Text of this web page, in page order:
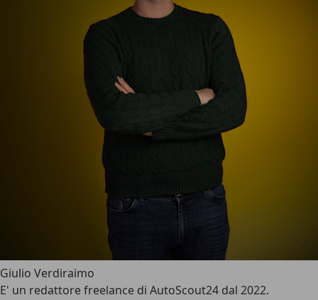
Giulio Verdiraimo
E' un redattore freelance di AutoScout24 dal 2022.